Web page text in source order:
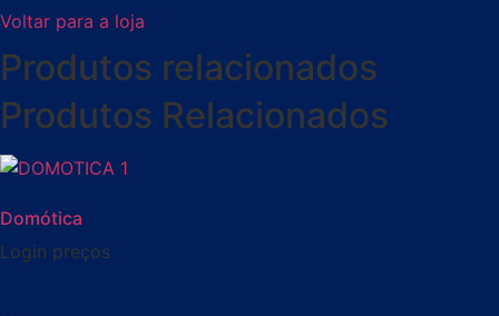
Voltar para a loja
Produtos relacionados
Produtos Relacionados
Domótica
Login preços